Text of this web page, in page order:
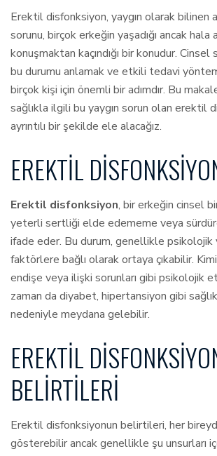
Erektil disfonksiyon, yaygın olarak bilinen
sorunu, birçok erkeğin yaşadığı ancak hala
konuşmaktan kaçındığı bir konudur. Cinsel
bu durumu anlamak ve etkili tedavi
birçok kişi için önemli bir adımdır. Bu
sağlıkla ilgili bu yaygın sorun olan erektil
ayrıntılı bir şekilde ele alacağız.
EREKTIL
Erektil disfonksiyon, bir erkeğin cinsel
yeterli sertliği elde edememe veya
ifade eder. Bu durum, genellikle
faktörlere bağlı olarak ortaya çıkabilir.
endişe veya ilişki sorunları gibi psikolojik
zaman da diyabet, hipertansiyon gibi
nedeniyle meydana gelebilir.
EREKTIL
BELIRTILERI
Erektil disfonksiyonun belirtileri, her
gösterebilir ancak genellikle şu unsurları